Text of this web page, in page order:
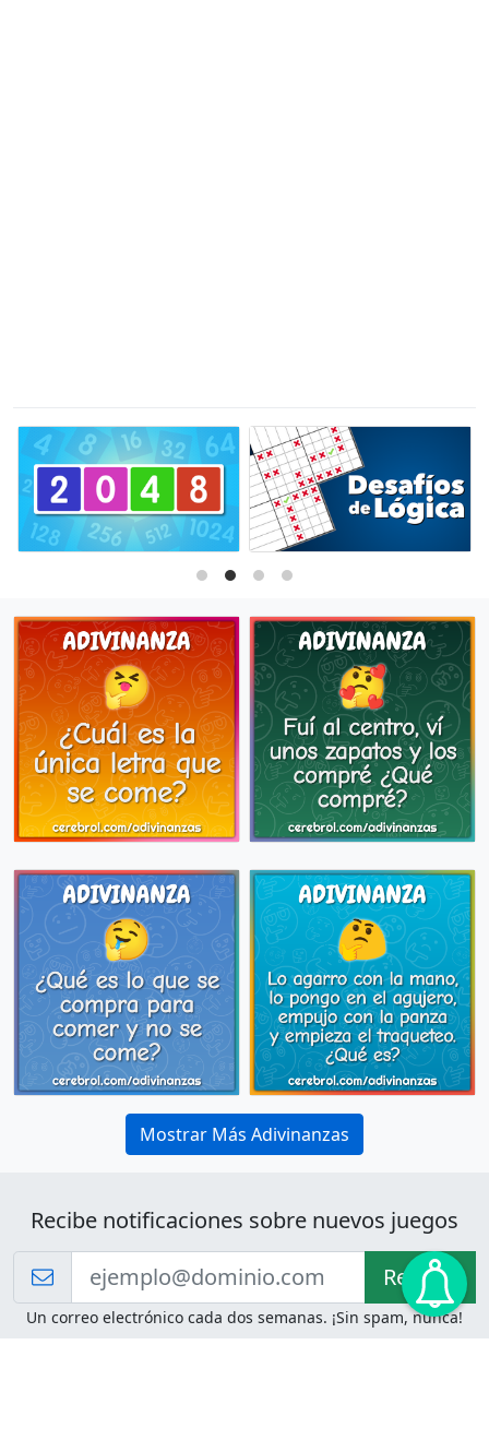
Mostrar Más Adivinanzas
Recibe notificaciones sobre nuevos juegos
Recibir!
Un correo electrónico cada dos semanas. ¡Sin spam, nunca!